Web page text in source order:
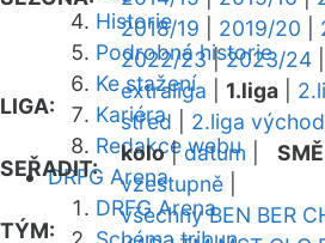
Historie
Podrobná historie
Ke stažení
Kariéra
Redakce webu
DRFG Arena
DRFG Arena
2018/19
2019/20
2022/23|2023/24
LIGA:
extraliga 1.liga
střed
2.liga východ
SEŘADIT:
kolo|datum
vzestupně
TÝM:
všechny BEN BER